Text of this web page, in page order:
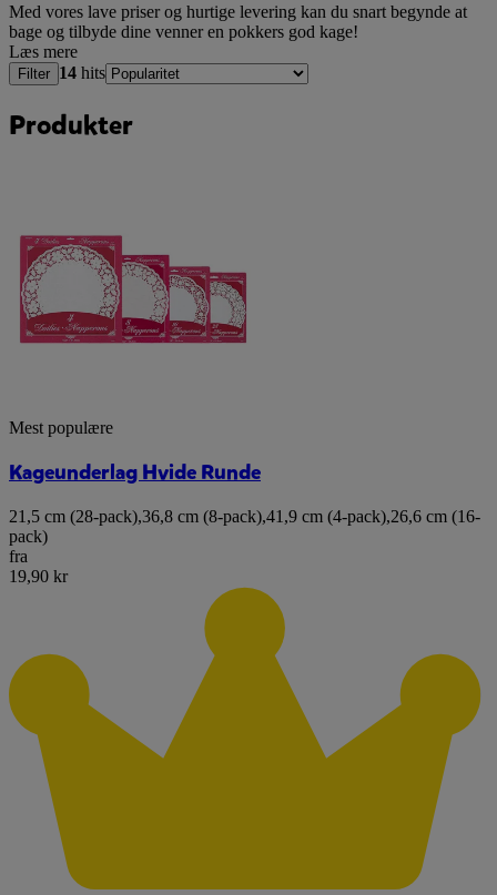
Med vores lave priser og hurtige levering kan du snart begynde at
bage og tilbyde dine venner en pokkers god kage!
Læs mere
Filter 14 hits
Produkter
Mest populære
Kageunderlag Hvide Runde
21,5 cm (28-pack),36,8 cm (8-pack),41,9 cm (4-pack),26,6 cm (16-
pack)
fra
19,90 kr